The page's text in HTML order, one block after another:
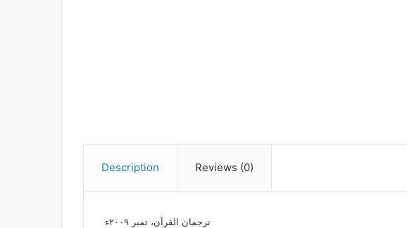
Description Reviews (0)
ترجمان القرآن، تمبر ۲۰۰۹ء